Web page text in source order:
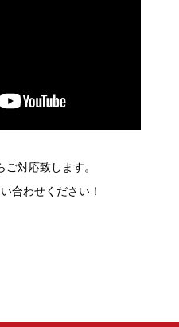
対応致します。
合わせください！